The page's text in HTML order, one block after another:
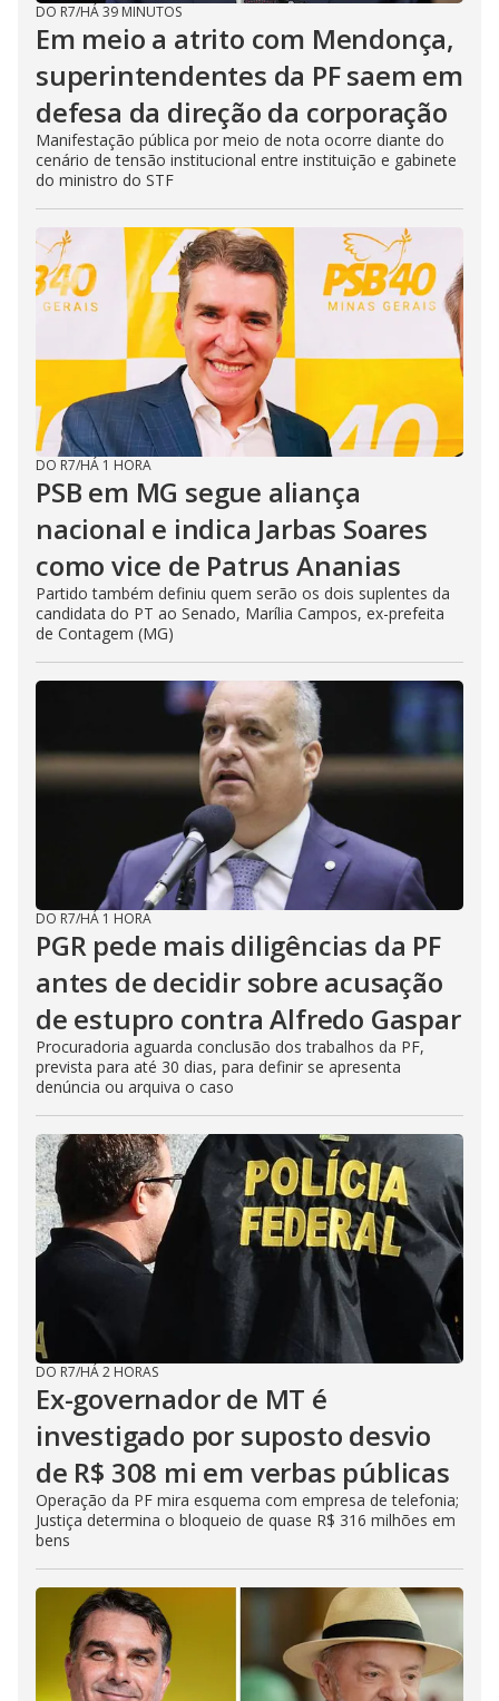
DO R7/HÁ 39 MINUTOS
Em meio a atrito com Mendonça,
superintendentes da PF saem em
defesa da direção da corporação
Manifestação pública por meio de nota ocorre diante do
cenário de tensão institucional entre instituição e gabinete
do ministro do STF
DO R7/HÁ 1 HORA
PSB em MG segue aliança
nacional e indica Jarbas Soares
como vice de Patrus Ananias
Partido também definiu quem serão os dois suplentes da
candidata do PT ao Senado, Marília Campos, ex-prefeita
de Contagem (MG)
DO R7/HÁ 1 HORA
PGR pede mais diligências da PF
antes de decidir sobre acusação
de estupro contra Alfredo Gaspar
Procuradoria aguarda conclusão dos trabalhos da PF,
prevista para até 30 dias, para definir se apresenta
denúncia ou arquiva o caso
DO R7/HÁ 2 HORAS
Ex-governador de MT é
investigado por suposto desvio
de R$ 308 mi em verbas públicas
Operação da PF mira esquema com empresa de telefonia;
Justiça determina o bloqueio de quase R$ 316 milhões em
bens